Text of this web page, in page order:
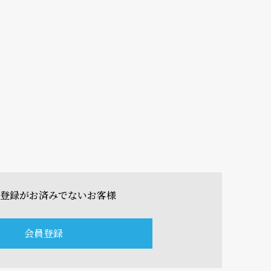
録がお済みでないお客様
会員登録